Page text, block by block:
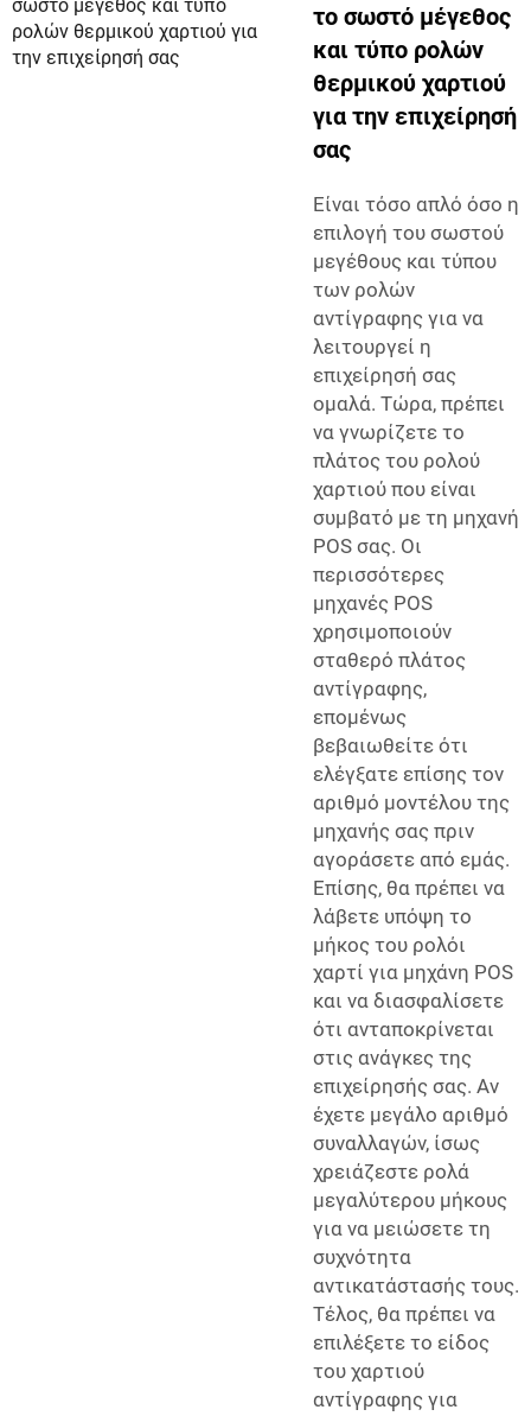
το σωστό μέγεθος
και τύπο ρολών
θερμικού χαρτιού
για την επιχείρησή
σας
Είναι τόσο απλό όσο η
επιλογή του σωστού
μεγέθους και τύπου
των ρολών
αντίγραφης για να
λειτουργεί η
επιχείρησή σας
ομαλά. Τώρα, πρέπει
να γνωρίζετε το
πλάτος του ρολού
χαρτιού που είναι
συμβατό με τη μηχανή
POS σας. Οι
περισσότερες
μηχανές POS
χρησιμοποιούν
σταθερό πλάτος
αντίγραφης,
επομένως
βεβαιωθείτε ότι
ελέγξατε επίσης τον
αριθμό μοντέλου της
μηχανής σας πριν
αγοράσετε από εμάς.
Επίσης, θα πρέπει να
λάβετε υπόψη το
μήκος του ρολόι
χαρτί για μηχάνη POS
και να διασφαλίσετε
ότι ανταποκρίνεται
στις ανάγκες της
επιχείρησής σας. Αν
έχετε μεγάλο αριθμό
συναλλαγών, ίσως
χρειάζεστε ρολά
μεγαλύτερου μήκους
για να μειώσετε τη
συχνότητα
αντικατάστασής τους.
Τέλος, θα πρέπει να
επιλέξετε το είδος
του χαρτιού
αντίγραφης για